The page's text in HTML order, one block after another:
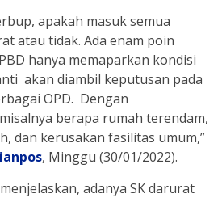
apakah masuk semua
atau tidak. Ada enam poin
hanya memaparkan kondisi
akan diambil keputusan pada
OPD. Dengan
berapa rumah terendam,
dan kerusakan fasilitas umum,”
, Minggu (30/01/2022).
adanya SK darurat